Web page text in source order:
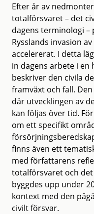
Efter år av
totalförsvaret – det
dagens terminologi –
Rysslands invasion
accelererat. I detta
in dagens arbete i
beskriver den civila
framväxt och fall.
där utvecklingen av
kan följas över tid.
om ett specifikt
finns även ett
med författarens
totalförsvaret och
byggdes upp under
kontext med den
civilt försvar.